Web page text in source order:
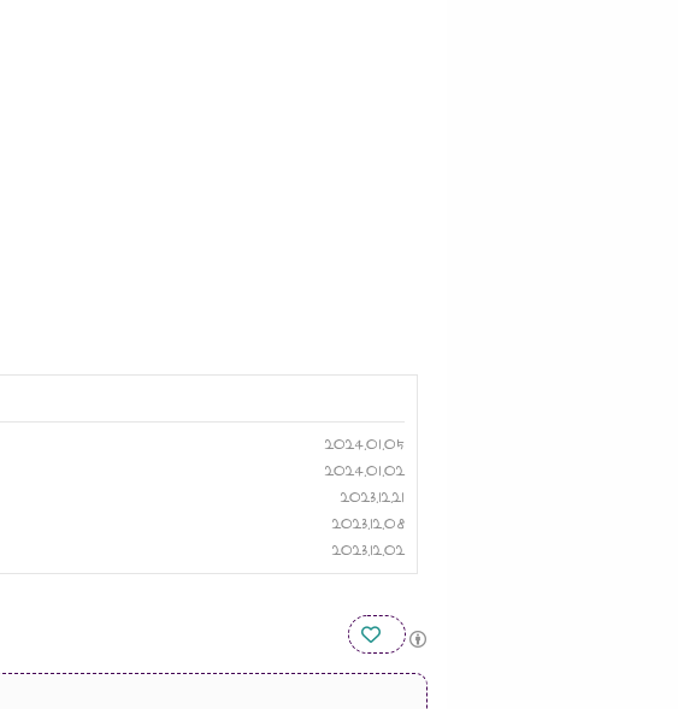
2024.01.05
2024.01.02
2023.12.21
2023.12.08
2023.12.02